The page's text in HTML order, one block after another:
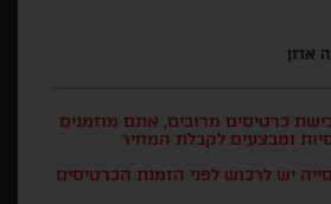
אדון
כרטיסים מרובים, אתם מוזמנים
ומבצעים לקבלת המחיר
יש לרכוש לפני הזמנת הכרטיסים